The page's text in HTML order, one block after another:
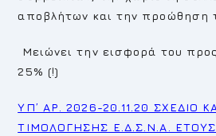
αποβλήτων και την προώθηση
Μειώνει την εισφορά του
25% (!)
ΥΠ’ ΑΡ. 2026-20.11.20 ΣΧΕΔΙΟ
ΤΙΜΟΛΟΓΗΣΗΣ Ε.Δ.Σ.Ν.Α. ΕΤΟΥΣ